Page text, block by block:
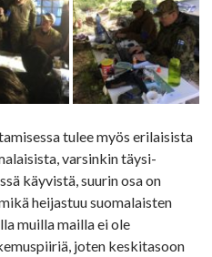
tulee myös erilaisista
varsinkin täysi-
käyvistä, suurin osa on
heijastuu suomalaisten
muilla mailla ei ole
joten keskitasoon